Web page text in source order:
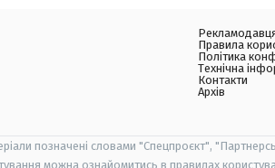
Правила
Політика
Технічна
Контакти
Архів
позначені словами "Спецпроєкт",
можна ознайомитись в правилах